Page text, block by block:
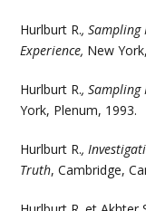
Hurlburt R.,
Experience, New
Hurlburt R., Sampling
York, Plenum, 1993.
Hurlburt R.,
Truth, Cambridge,